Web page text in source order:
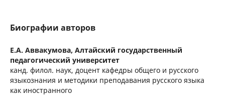
Биографии авторов
Е.А. Аввакумова, Алтайский государственный
педагогический университет
канд. филол. наук, доцент кафедры общего и русского
языкознания и методики преподавания русского языка
как иностранного